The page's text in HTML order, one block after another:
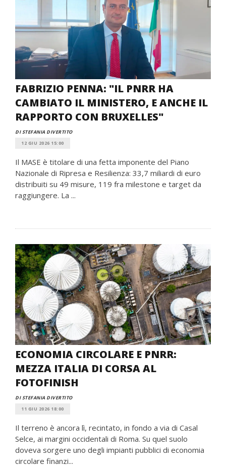
FABRIZIO PENNA: "IL PNRR HA
CAMBIATO IL MINISTERO, E ANCHE IL
RAPPORTO CON BRUXELLES"
DI STEFANIA DIVERTITO
12 GIU 2026 15:00
Il MASE è titolare di una fetta imponente del Piano
Nazionale di Ripresa e Resilienza: 33,7 miliardi di euro
distribuiti su 49 misure, 119 fra milestone e target da
raggiungere. La ...
ECONOMIA CIRCOLARE E PNRR:
MEZZA ITALIA DI CORSA AL
FOTOFINISH
DI STEFANIA DIVERTITO
11 GIU 2026 18:00
Il terreno è ancora lì, recintato, in fondo a via di Casal
Selce, ai margini occidentali di Roma. Su quel suolo
doveva sorgere uno degli impianti pubblici di economia
circolare finanzi...